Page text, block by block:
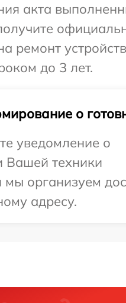
акта
ремонт
до 3 лет.
о
уведомление о
Вашей техники
мы организуем
адресу.